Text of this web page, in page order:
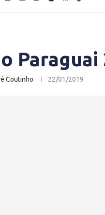
Coutinho 22/01/2019